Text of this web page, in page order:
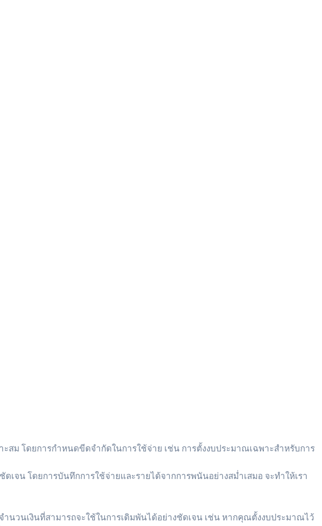
สม โดยการกำหนดขีดจำกัดในการใช้จ่าย เช่น การตั้งงบประมาณเฉพาะสำหรับการ
เจน โดยการบันทึกการใช้จ่ายและรายได้จากการพนันอย่างสม่ำเสมอ จะทำให้เรา
วนเงินที่สามารถจะใช้ในการเดิมพันได้อย่างชัดเจน เช่น หากคุณตั้งงบประมาณไว้